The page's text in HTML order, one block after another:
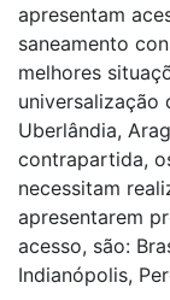
apresentam
saneamento
melhores
universalização
Uberlândia,
contrapartida,
necessitam
apresentarem
acesso, são:
Indianópolis,